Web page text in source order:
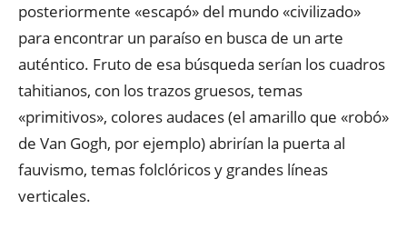
posteriormente «escapó» del mundo «civilizado»
para encontrar un paraíso en busca de un arte
auténtico. Fruto de esa búsqueda serían los cuadros
tahitianos, con los trazos gruesos, temas
«primitivos», colores audaces (el amarillo que «robó»
de Van Gogh, por ejemplo) abrirían la puerta al
fauvismo, temas folclóricos y grandes líneas
verticales.